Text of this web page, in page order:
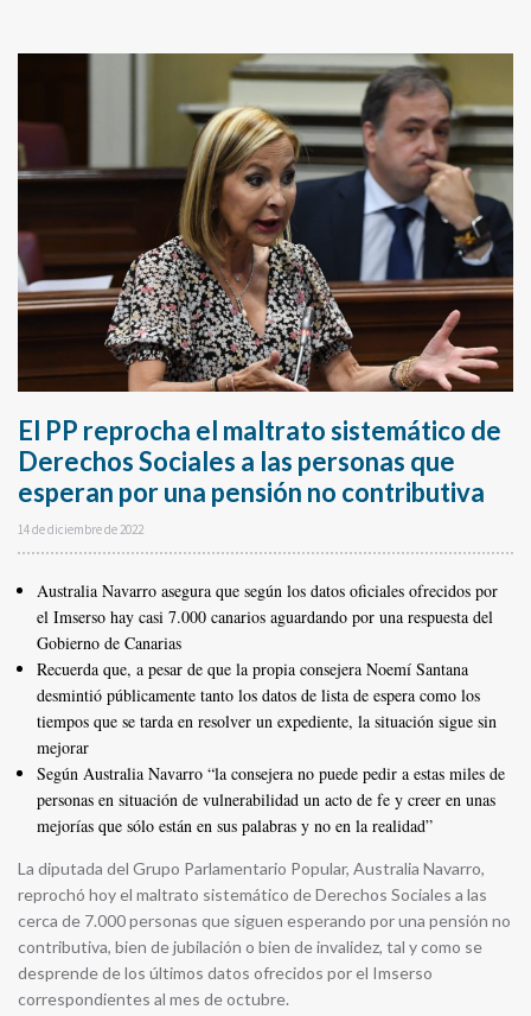
El PP reprocha el maltrato sistemático de
Derechos Sociales a las personas que
esperan por una pensión no contributiva
14 de diciembre de 2022
Australia Navarro asegura que según los datos oficiales ofrecidos por
el Imserso hay casi 7.000 canarios aguardando por una respuesta del
Gobierno de Canarias
Recuerda que, a pesar de que la propia consejera Noemí Santana
desmintió públicamente tanto los datos de lista de espera como los
tiempos que se tarda en resolver un expediente, la situación sigue sin
mejorar
Según Australia Navarro “la consejera no puede pedir a estas miles de
personas en situación de vulnerabilidad un acto de fe y creer en unas
mejorías que sólo están en sus palabras y no en la realidad”
La diputada del Grupo Parlamentario Popular, Australia Navarro,
reprochó hoy el maltrato sistemático de Derechos Sociales a las
cerca de 7.000 personas que siguen esperando por una pensión no
contributiva, bien de jubilación o bien de invalidez, tal y como se
desprende de los últimos datos ofrecidos por el Imserso
correspondientes al mes de octubre.